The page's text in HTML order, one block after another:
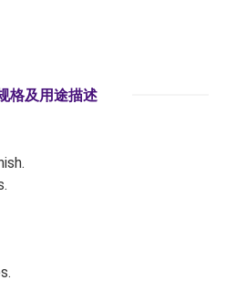
格及用途描述